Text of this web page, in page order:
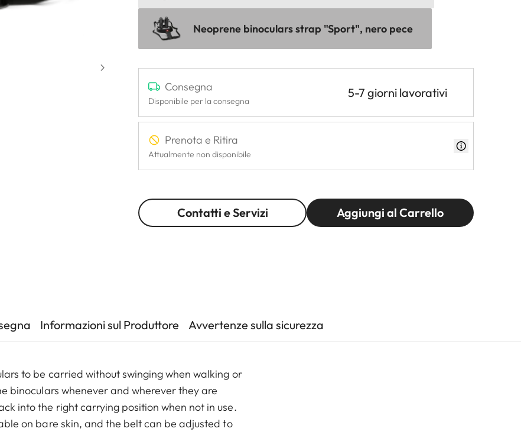
Neoprene binoculars strap "Sport", nero pece
Consegna
Disponibile per la consegna
5-7 giorni lavorativi
Prenota e Ritira
Attualmente non disponibile
Contatti e Servizi Aggiungi al Carrello
Informazioni sul Produttore Avvertenze sulla sicurezza
to be carried without swinging when walking or
binoculars whenever and wherever they are
into the right carrying position when not in use.
on bare skin, and the belt can be adjusted to